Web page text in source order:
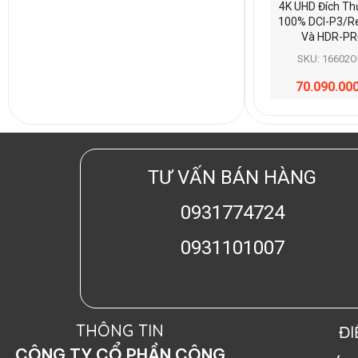
4K UHD Đích
100% DCI-P3/
Và HDR-
SKU:
TƯ VẤN BÁN HÀNG
0931774724
0931101007
THÔNG TIN